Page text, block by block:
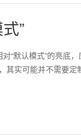
”
“默认模式”的亮底
实可能并不需要